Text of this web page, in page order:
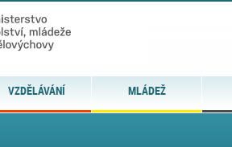
VZDĚLÁVÁNÍ MLÁDEŽ